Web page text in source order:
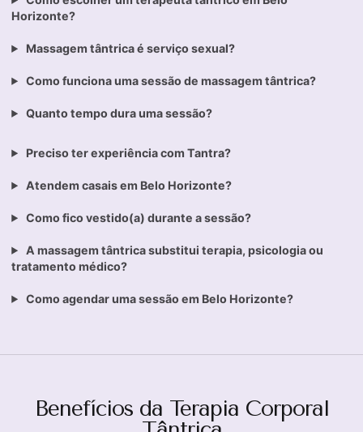
Horizonte?
Massagem tântrica é serviço sexual?
Como funciona uma sessão de massagem tântrica?
Quanto tempo dura uma sessão?
Preciso ter experiência com Tantra?
Atendem casais em Belo Horizonte?
Como fico vestido(a) durante a sessão?
A massagem tântrica substitui terapia, psicologia ou
tratamento médico?
Como agendar uma sessão em Belo Horizonte?
Benefícios da Terapia Corporal